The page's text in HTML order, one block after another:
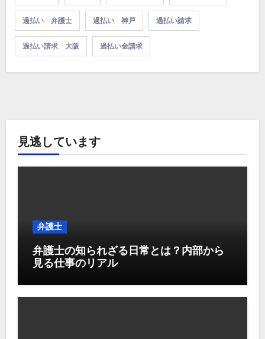
過払い 弁護士 過払い 神戸 過払い請求
過払い請求 大阪 過払い金請求
見逃しています
弁護士
弁護士の知られざる日常とは？内部から
見る仕事のリアル